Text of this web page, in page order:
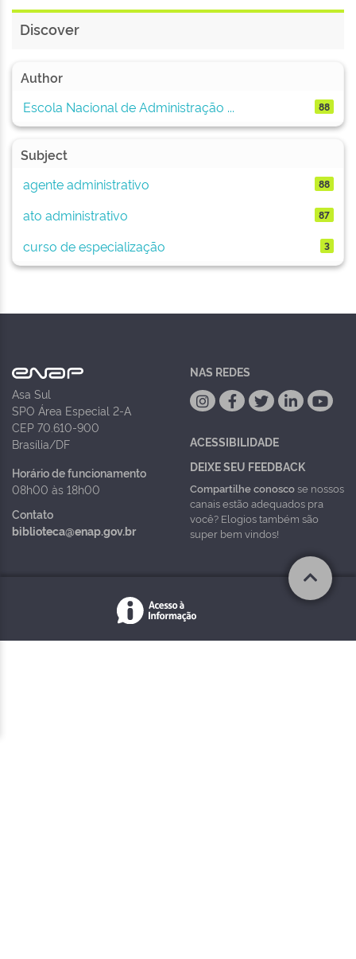
Discover
Author
Escola Nacional de Administração ...
88
Subject
agente administrativo
88
ato administrativo 87
curso de especialização 3
Asa Sul
SPO Área Especial 2-A
CEP 70.610-900
Brasília/DF
Horário de funcionamento
08h00 às 18h00
Contato
biblioteca@enap.gov.br
NAS REDES
ACESSIBILIDADE
DEIXE SEU FEEDBACK
Compartilhe conoscose nossos
canais estão adequados pra
você? Elogios também são
super bem vindos!